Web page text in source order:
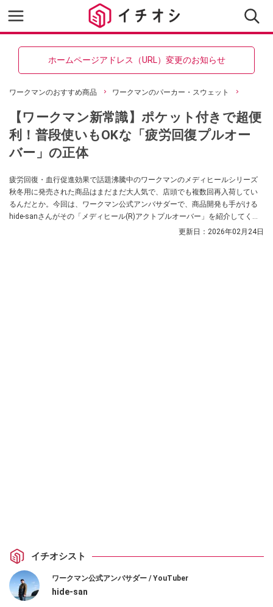
ホームページアドレス（URL）変更のお知らせ
ワークマンのおすすめ商品 ワークマンのパーカー・スウェット
【ワークマン新常識】ポケット付きで超便
利！普段使いもOKな「疲労回復プルオー
バー」の正体
疲労回復・血行促進効果で話題沸騰中のワークマンのメディヒールシリーズ
秋冬用に発売された商品はまだまだ大人気で、店頭でも複数回再入荷してい
るんだとか。今回は、ワークマン公式アンバサダーで、商品開発も手がける
hide-sanさんがその「メディヒール(R)アクトプルオーバー」を紹介してくれ
ました！ 気になっている方は、ぜひチェックしてみてください。
更新日： 2026年02月24日
イチオシスト
ワークマン公式アンバサダー / YouTuber
hide-san